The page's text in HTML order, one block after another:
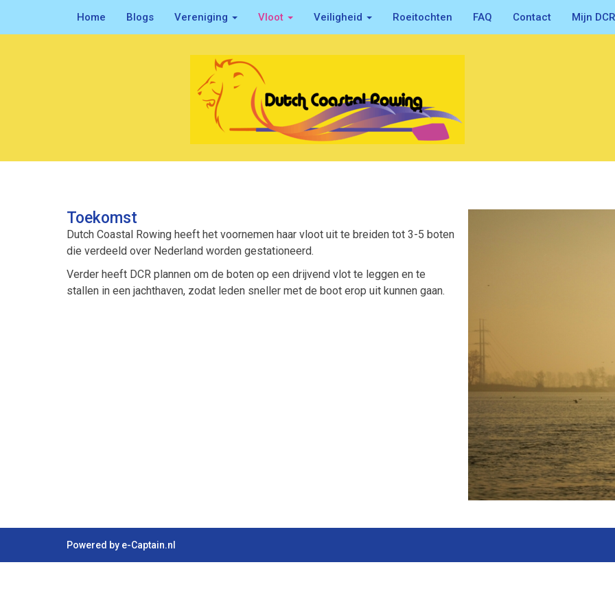
Home Blogs Vereniging Vloot Veiligheid Roeitochten FAQ Contact Mijn DCR
Toekomst
Dutch Coastal Rowing heeft het voornemen haar vloot uit te breiden tot 3-5 boten
die verdeeld over Nederland worden gestationeerd.
Verder heeft DCR plannen om de boten op een drijvend vlot te leggen en te
stallen in een jachthaven, zodat leden sneller met de boot erop uit kunnen gaan.
Powered by e-Captain.nl